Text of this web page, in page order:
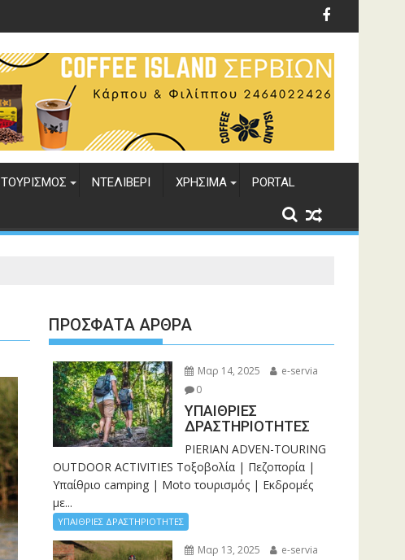
ΤΟΥΡΙΣΜΟΣ ΝΤΕΛΙΒΕΡΙ ΧΡΗΣΙΜΑ PORTAL
ΠΡΌΣΦΑΤΑ ΆΡΘΡΑ
Μαρ 14, 2025
e-servia
0
ΥΠΑΙΘΡΙΕΣ
ΔΡΑΣΤΗΡΙΟΤΗΤΕΣ
PIERIAN ADVEN-TOURING
OUTDOOR ACTIVITIES Τοξοβολία | Πεζοπορία |
Υπαίθριο camping | Moto τουρισμός | Εκδρομές
με...
ΥΠΑΙΘΡΙΕΣ ΔΡΑΣΤΗΡΙΟΤΗΤΕΣ
Μαρ 13, 2025
e-servia